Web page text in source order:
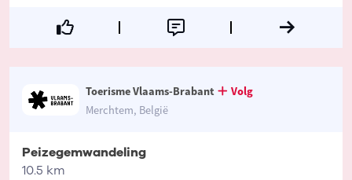
Toerisme Vlaams-Brabant
Volg
Merchtem, België
Peizegemwandeling
10.5 km